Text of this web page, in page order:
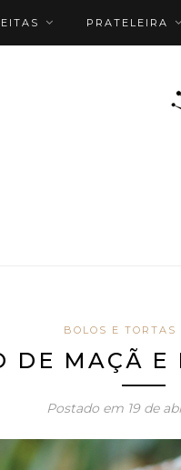
PRATELEIRA
BOLOS E TORTAS
DE MAÇÃ E
Postado em 19 de